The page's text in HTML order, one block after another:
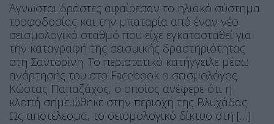
Άγνωστοι δράστες αφαίρεσαν το ηλιακό σύστημα
τροφοδοσίας και την μπαταρία από έναν νέο
σεισμολογικό σταθμό που είχε εγκατασταθεί για
την καταγραφή της σεισμικής δραστηριότητας
στη Σαντορίνη. Το περιστατικό κατήγγειλε μέσω
ανάρτησής του στο Facebook ο σεισμολόγος
Κώστας Παπαζάχος, ο οποίος ανέφερε ότι η
κλοπή σημειώθηκε στην περιοχή της Βλυχάδας.
Ως αποτέλεσμα, το σεισμολογικό δίκτυο στη […]